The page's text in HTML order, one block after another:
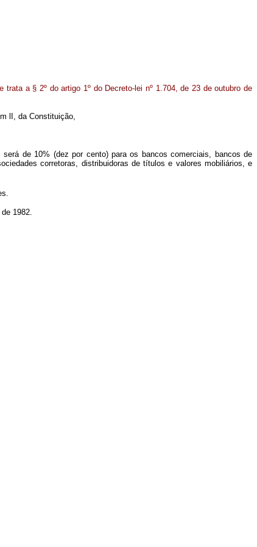
trata a § 2º do artigo 1º do Decreto-lei nº 1.704, de 23 de outubro de
lI, da Constituição,
será de 10% (dez por cento) para os bancos comerciais, bancos de
corretoras, distribuidoras de títulos e valores mobiliários, e
1982.